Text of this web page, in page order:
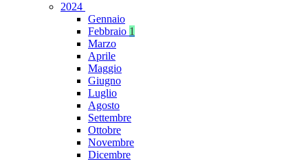
2024
Gennaio
Febbraio 1
Marzo
Aprile
Maggio
Giugno
Luglio
Agosto
Settembre
Ottobre
Novembre
Dicembre